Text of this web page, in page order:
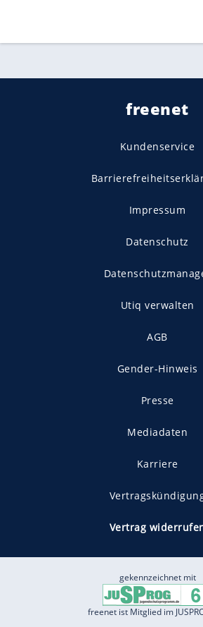
freenet
Kundenservice
Impressum
Datenschutz
Utiq verwalten
AGB
Gender-Hinweis
Presse
Mediadaten
Karriere
Vertrag
gekennzeichnet mit
freenet ist Mitglied im